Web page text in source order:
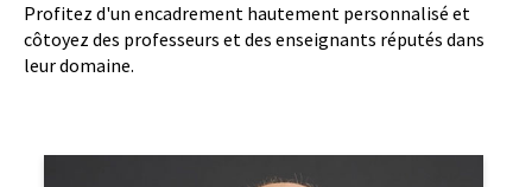
Profitez d'un encadrement hautement personnalisé et
côtoyez des professeurs et des enseignants réputés dans
leur domaine.